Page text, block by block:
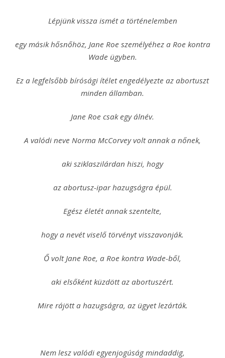
Lépjünk vissza ismét a történelemben
egy másik hősnőhöz, Jane Roe személyéhez a Roe kontra
Wade ügyben.
Ez a legfelsőbb bírósági ítélet engedélyezte az abortuszt
minden államban.
Jane Roe csak egy álnév.
A valódi neve Norma McCorvey volt annak a nőnek,
aki sziklaszilárdan hiszi, hogy
az abortusz-ipar hazugságra épül.
Egész életét annak szentelte,
hogy a nevét viselő törvényt visszavonják.
Ő volt Jane Roe, a Roe kontra Wade-ből,
aki elsőként küzdött az abortuszért.
Mire rájött a hazugságra, az ügyet lezárták.
Nem lesz valódi egyenjogúság mindaddig,